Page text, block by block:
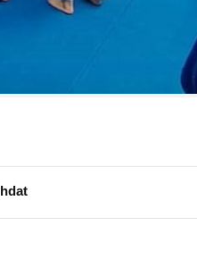
kilpailijoita kuhisevassa
myös ulkomaisille
eivät olleet käytössä,
– photo